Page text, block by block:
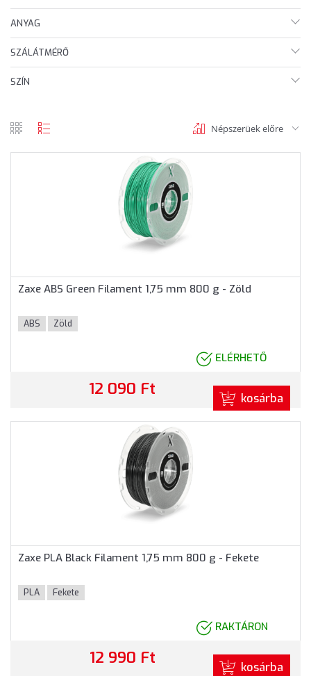
ANYAG
SZÁLÁTMÉRŐ
SZÍN
Népszerüek előre
Zaxe ABS Green Filament 1,75 mm 800 g - Zöld
ABS Zöld
ELÉRHETŐ
12 090 Ft kosárba
Zaxe PLA Black Filament 1,75 mm 800 g - Fekete
PLA Fekete
RAKTÁRON
12 990 Ft kosárba